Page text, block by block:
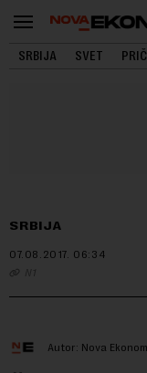
SRBIJA SVET
SRBIJA
07.08.2017. 06:34
N1
Autor: Nova